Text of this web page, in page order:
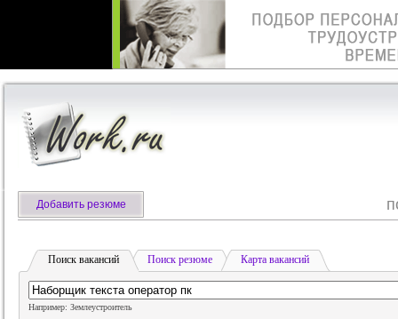
Добавить резюме
Поиск вакансий Поиск резюме Карта вакансий
Например: Землеустроитель